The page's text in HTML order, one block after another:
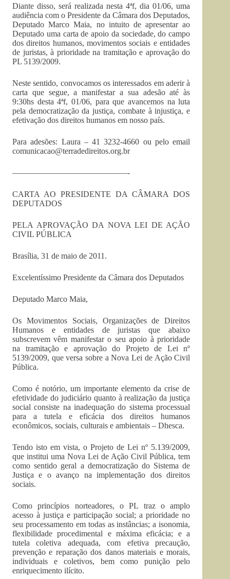
Diante disso, será realizada nesta 4ªf, dia 01/06, uma
audiência com o Presidente da Câmara dos Deputados,
Deputado Marco Maia, no intuito de apresentar ao
Deputado uma carta de apoio da sociedade, do campo
dos direitos humanos, movimentos sociais e entidades
de juristas, à prioridade na tramitação e aprovação do
PL 5139/2009.
Neste sentido, convocamos os interessados em aderir à
carta que segue, a manifestar a sua adesão até às
9:30hs desta 4ªf, 01/06, para que avancemos na luta
pela democratização da justiça, combate à injustiça, e
efetivação dos direitos humanos em nosso país.
Para adesões: Laura – 41 3232-4660 ou pelo email
comunicacao@terradedireitos.org.br
——————————————-
CARTA AO PRESIDENTE DA CÂMARA DOS
DEPUTADOS
PELA APROVAÇÃO DA NOVA LEI DE AÇÃO
CIVIL PÚBLICA
Brasília, 31 de maio de 2011.
Excelentíssimo Presidente da Câmara dos Deputados
Deputado Marco Maia,
Os Movimentos Sociais, Organizações de Direitos
Humanos e entidades de juristas que abaixo
subscrevem vêm manifestar o seu apoio à prioridade
na tramitação e aprovação do Projeto de Lei nº
5139/2009, que versa sobre a Nova Lei de Ação Civil
Pública.
Como é notório, um importante elemento da crise de
efetividade do judiciário quanto à realização da justiça
social consiste na inadequação do sistema processual
para a tutela e eficácia dos direitos humanos
econômicos, sociais, culturais e ambientais – Dhesca.
Tendo isto em vista, o Projeto de Lei nº 5.139/2009,
que institui uma Nova Lei de Ação Civil Pública, tem
como sentido geral a democratização do Sistema de
Justiça e o avanço na implementação dos direitos
sociais.
Como princípios norteadores, o PL traz o amplo
acesso à justiça e participação social; a prioridade no
seu processamento em todas as instâncias; a isonomia,
flexibilidade procedimental e máxima eficácia; e a
tutela coletiva adequada, com efetiva precaução,
prevenção e reparação dos danos materiais e morais,
individuais e coletivos, bem como punição pelo
enriquecimento ilícito.